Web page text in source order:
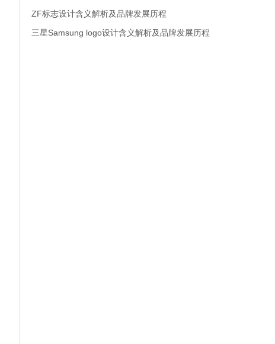
ZF标志设计含义解析及品牌发展历程
三星Samsung logo设计含义解析及品牌发展历程